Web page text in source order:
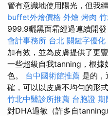
管有意識地使用陽光，但我
buffet外燴價格 外燴 烤肉
999.9曬黑面霜經過連續開發
會計事務所 台北 關鍵字優化
加有效，並為皮膚提供了更
一些超級自我tanning，根據
色。 台中國術館推薦 是的
確，可以以皮膚不均勻的形
竹北中醫診所推薦 台胞證 期
對DHA過敏（許多自tanning